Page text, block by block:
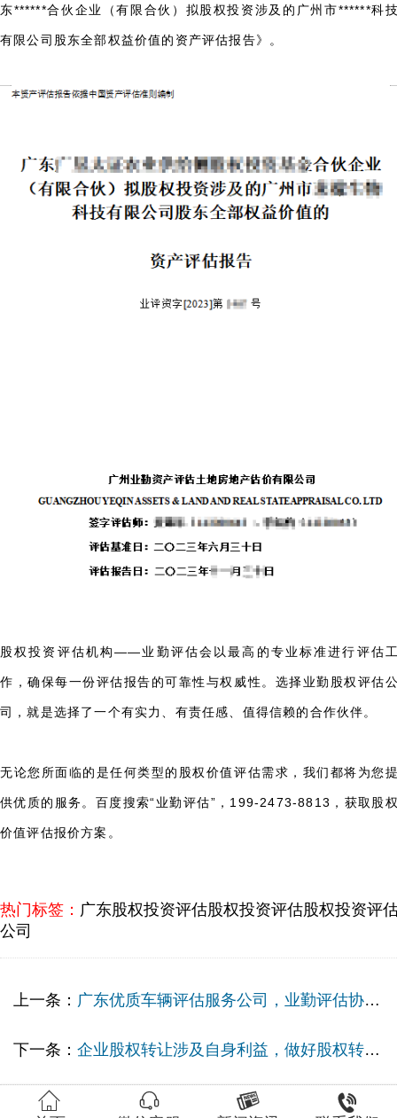
东******合伙企业（有限合伙）拟股权投资涉及的广州市******科
有限公司股东全部权益价值的资产评估报告》。
股权投资评估机构——业勤评估会以最高的专业标准进行评估
作，确保每一份评估报告的可靠性与权威性。选择业勤股权评估
司，就是选择了一个有实力、有责任感、值得信赖的合作伙伴。
无论您所面临的是任何类型的股权价值评估需求，我们都将为您
供优质的服务。百度搜索“业勤评估”，199-2473-8813，获取股
价值评估报价方案。
热门标签： 广东股权投资评估股权投资评估股权投资评
公司
上一条： 广东优质车辆评估服务公司，业勤评估协助企业科学定价
下一条： 企业股权转让涉及自身利益，做好股权转让评估十分重要，广州企业价值评估选这家！
   